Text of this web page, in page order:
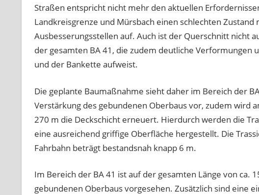
Straßen entspricht nicht mehr den aktuellen
Landkreisgrenze und Mürsbach einen schlechten Zustand
Ausbesserungsstellen auf. Auch ist der Querschnitt nicht
der gesamten BA 41, die zudem deutliche Verformungen
und der Bankette aufweist.
Die geplante Baumaßnahme sieht daher im Bereich der
Verstärkung des gebundenen Oberbaus vor, zudem wird
270 m die Deckschicht erneuert. Hierdurch werden die
eine ausreichend griffige Oberfläche hergestellt. Die
Fahrbahn beträgt bestandsnah knapp 6 m.
Im Bereich der BA 41 ist auf der gesamten Länge von ca.
gebundenen Oberbaus vorgesehen. Zusätzlich sind eine